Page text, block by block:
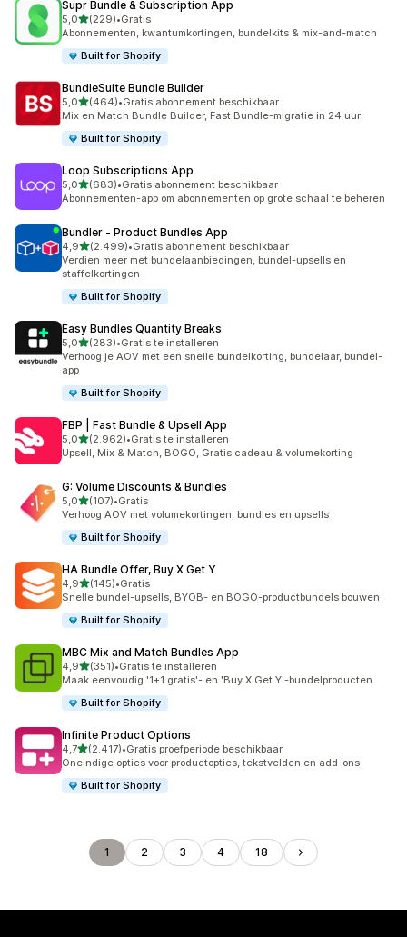
Supr Bundle & Subscription App
5,0van 5 sterren
(229)
229 recensies in totaal
•Gratis
Abonnementen, kwantumkortingen, bundelkits & mix-and-match
Built for Shopify
BundleSuite Bundle Builder
5,0van 5 sterren
(464)
464 recensies in totaal
•Gratis abonnement beschikbaar
Mix en Match Bundle Builder, Fast Bundle-migratie in 24 uur
Built for Shopify
Loop Subscriptions App
5,0van 5 sterren
(683)
683 recensies in totaal
•Gratis abonnement beschikbaar
Abonnementen-app om abonnementen op grote schaal te beheren
Bundler ‑ Product Bundles App
4,9van 5 sterren
(2.499)
2499 recensies in totaal
•Gratis abonnement beschikbaar
Verdien meer met bundelaanbiedingen, bundel-upsells en
staffelkortingen
Built for Shopify
Easy Bundles Quantity Breaks
5,0van 5 sterren
(283)
283 recensies in totaal
•Gratis te installeren
Verhoog je AOV met een snelle bundelkorting, bundelaar, bundel-
app
Built for Shopify
FBP | Fast Bundle & Upsell App
5,0van 5 sterren
(2.962)
2962 recensies in totaal
•Gratis te installeren
Upsell, Mix & Match, BOGO, Gratis cadeau & volumekorting
G: Volume Discounts & Bundles
5,0van 5 sterren
(107)
107 recensies in totaal
•Gratis
Verhoog AOV met volumekortingen, bundles en upsells
Built for Shopify
HA Bundle Offer, Buy X Get Y
4,9van 5 sterren
(145)
145 recensies in totaal
•Gratis
Snelle bundel-upsells, BYOB- en BOGO-productbundels bouwen
Built for Shopify
MBC Mix and Match Bundles App
4,9van 5 sterren
(351)
351 recensies in totaal
•Gratis te installeren
Maak eenvoudig '1+1 gratis'- en 'Buy X Get Y'-bundelproducten
Built for Shopify
Infinite Product Options
4,7van 5 sterren
(2.417)
2417 recensies in totaal
•Gratis proefperiode beschikbaar
Oneindige opties voor productopties, tekstvelden en add-ons
Built for Shopify
1 2 3 4 18